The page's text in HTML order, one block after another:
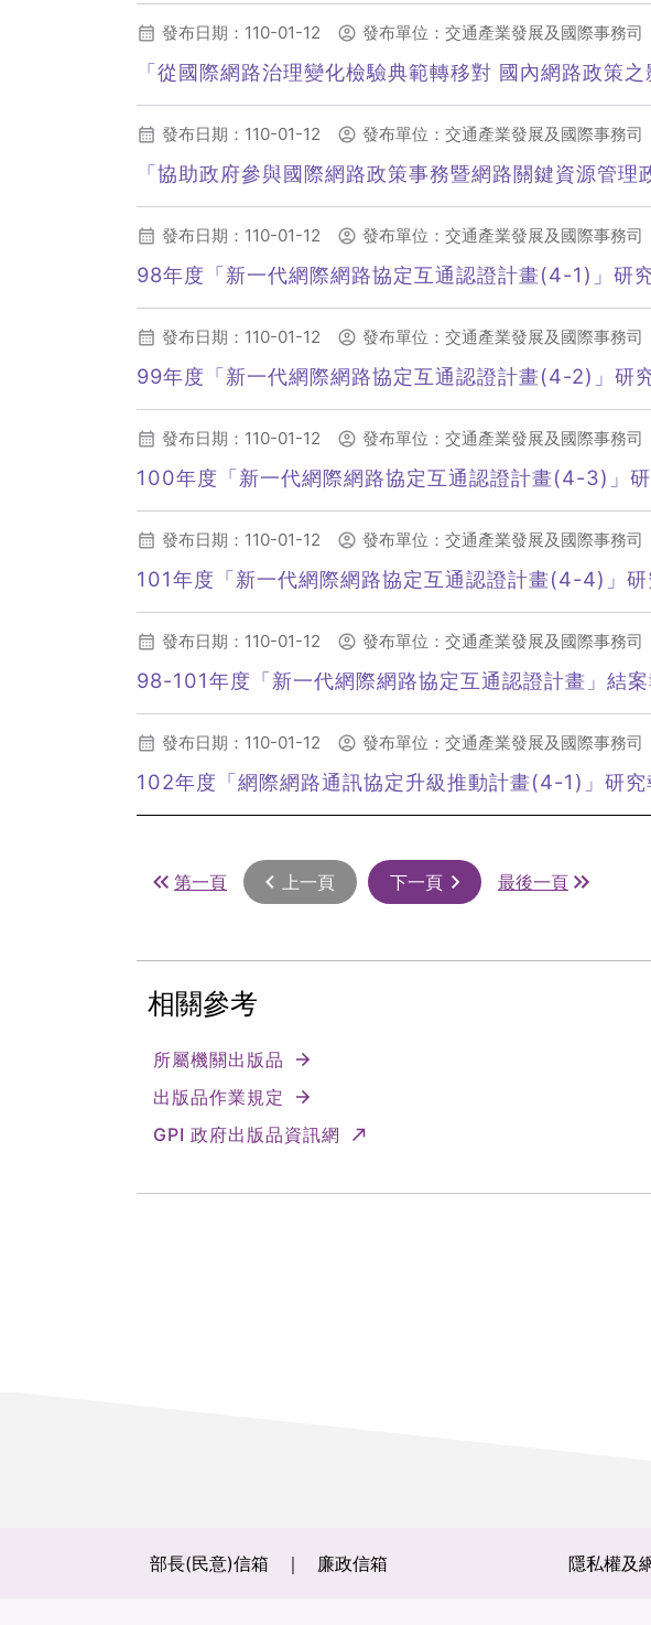
發布日期：110-01-12 發布單位：交通產業發展及國際事務司
「從國際網路治理變化檢驗典範轉移對 國內網路政策
發布日期：110-01-12 發布單位：交通產業發展及國際事務司
「協助政府參與國際網路政策事務暨網路關鍵資源管理
發布日期：110-01-12 發布單位：交通產業發展及國際事務司
98年度「新一代網際網路協定互通認證計畫(4-1)」研
發布日期：110-01-12 發布單位：交通產業發展及國際事務司
99年度「新一代網際網路協定互通認證計畫(4-2)」研
發布日期：110-01-12 發布單位：交通產業發展及國際事務司
100年度「新一代網際網路協定互通認證計畫(4-3)」
發布日期：110-01-12 發布單位：交通產業發展及國際事務司
101年度「新一代網際網路協定互通認證計畫(4-4)」研
發布日期：110-01-12 發布單位：交通產業發展及國際事務司
98-101年度「新一代網際網路協定互通認證計畫」結
發布日期：110-01-12 發布單位：交通產業發展及國際事務司
102年度「網際網路通訊協定升級推動計畫(4-1)」研究
第一頁 上一頁 下一頁 最後一頁
相關參考
所屬機關出版品
出版品作業規定
GPI 政府出版品資訊網
部長(民意)信箱 廉政信箱 隱私權及